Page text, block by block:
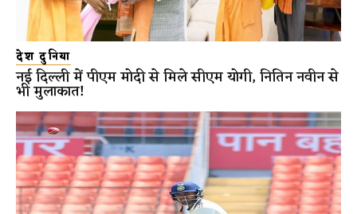
देश दुनिया
नई दिल्ली में पीएम मोदी से मिले सीएम योगी, नितिन नवीन से
भी मुलाकात!